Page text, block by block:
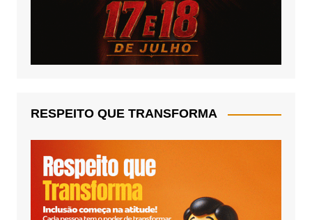
RESPEITO QUE TRANSFORMA